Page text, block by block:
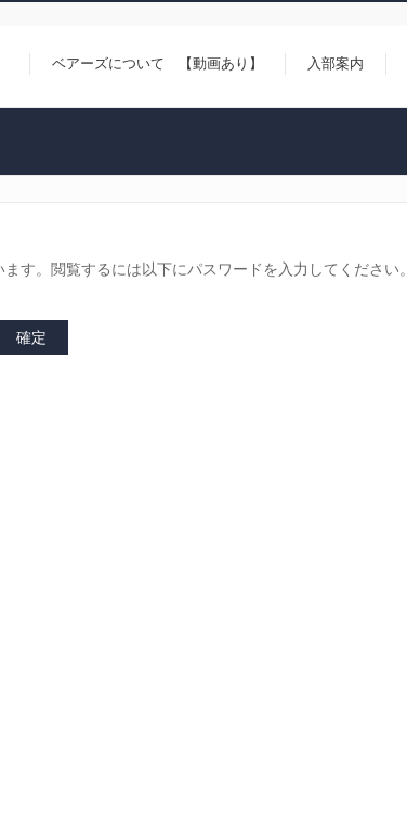
ベアーズについて 【動画あり】 入部案内
す。閲覧するには以下にパスワードを入力してください。